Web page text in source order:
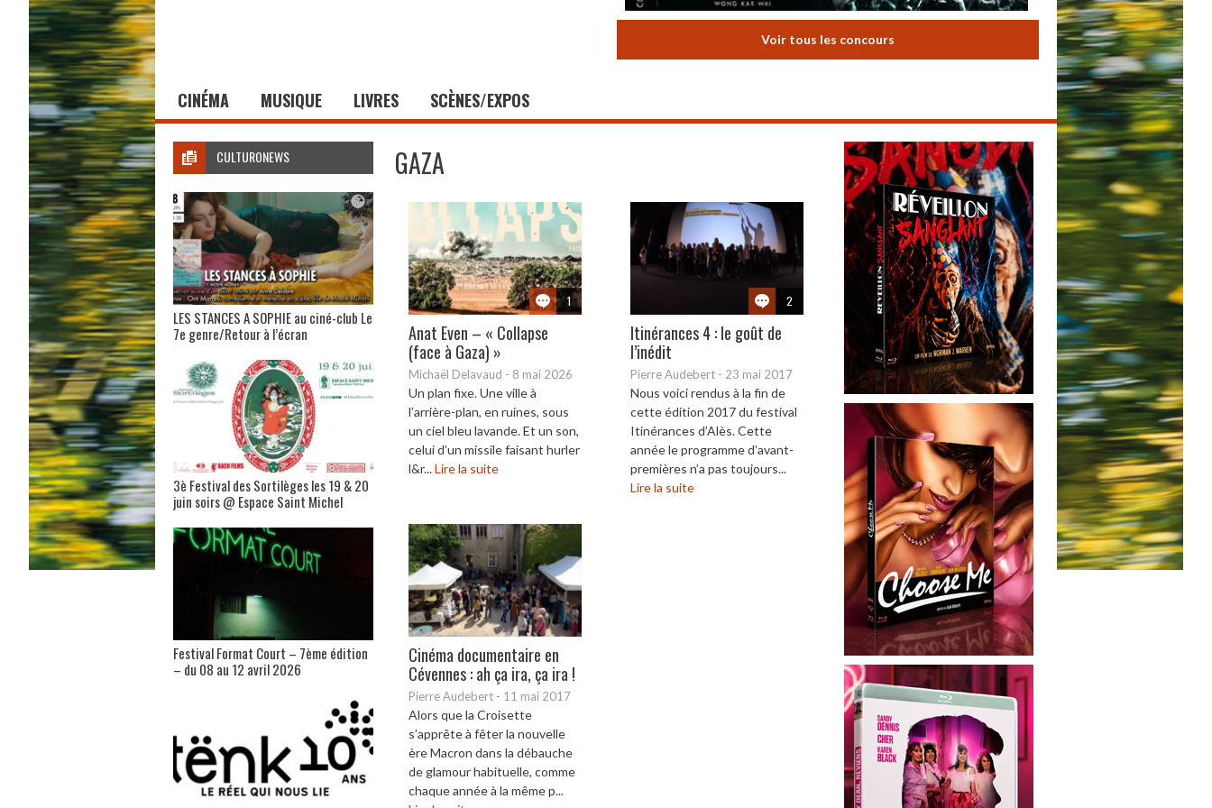
Voir tous les concours
CINÉMA MUSIQUE LIVRES SCÈNES/EXPOS
GAZA
1
Anat Even – « Collapse
(face à Gaza) »
Michaël Delavaud - 8 mai 2026
Un plan fixe. Une ville à
l’arrière-plan, en ruines, sous
un ciel bleu lavande. Et un son,
celui d’un missile faisant hurler
l&r...Lire la suite
2
Itinérances 4 : le goût de
l’inédit
Pierre Audebert - 23 mai 2017
Nous voici rendus à la fin de
cette édition 2017 du festival
Itinérances d’Alès. Cette
année le programme d’avant-
premières n’a pas toujours...
Lire la suite
Cinéma documentaire en
Cévennes : ah ça ira, ça ira !
Pierre Audebert - 11 mai 2017
Alors que la Croisette
s’apprête à fêter la nouvelle
ère Macron dans la débauche
de glamour habituelle, comme
chaque année à la même p...
CULTURONEWS
LES STANCES A SOPHIE au ciné-club Le
7e genre/Retour à l’écran
3è Festival des Sortilèges les 19 & 20
juin soirs @ Espace Saint Michel
Festival Format Court – 7ème édition
– du 08 au 12 avril 2026